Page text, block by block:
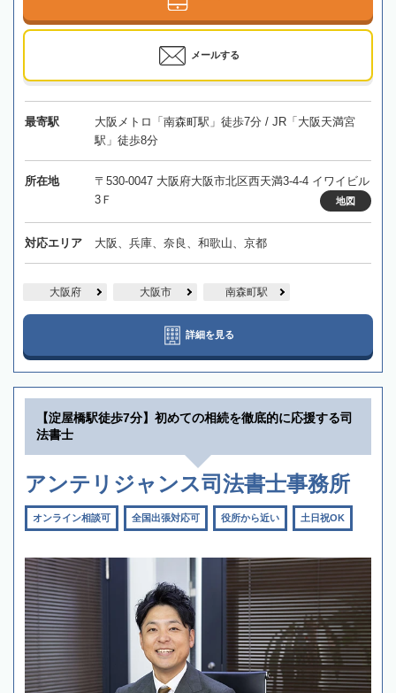
メールする
最寄駅
大阪メトロ「南森町駅」徒歩7分 / JR「大阪天満宮
駅」徒歩8分
所在地
〒530-0047 大阪府大阪市北区西天満3-4-4 イワイビル
3Ｆ
地図
対応エリア 大阪、兵庫、奈良、和歌山、京都
大阪府 大阪市 南森町駅
詳細を見る
【淀屋橋駅徒歩7分】初めての相続を徹底的に応援する司
法書士
アンテリジャンス司法書士事務所
オンライン相談可 全国出張対応可 役所から近い 土日祝OK